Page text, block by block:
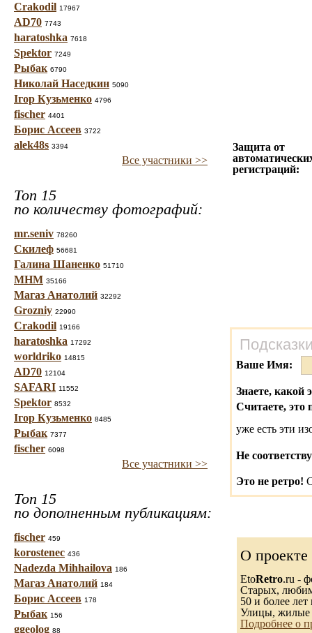
Crakodil 17967
AD70 7743
haratoshka 7618
Spektor 7249
Рыбак 6790
Николай Наседкин 5090
Ігор Кузьменко 4796
fischer 4401
Борис Ассеев 3722
alek48s 3394
Все участники >>
Топ 15
по количеству фотографий:
mr.seniv 78260
Скилеф 56681
Галина Шаненко 51710
МНМ 35166
Магаз Анатолий 32292
Grozniy 22990
Crakodil 19166
haratoshka 17292
worldriko 14815
AD70 12104
SAFARI 11552
Spektor 8532
Ігор Кузьменко 8485
Рыбак 7377
fischer 6098
Все участники >>
Топ 15
по дополненным публикациям:
fischer 459
korostenec 436
Nadezda Mihhailova 186
Магаз Анатолий 184
Борис Ассеев 178
Рыбак 156
ggeolog 88
Защита от
регистраций:
Ваше Имя:
Знаете, какой
Считаете, это
уже есть эти
Не
Это не ретро!
О проекте
EtoRetro.ru -
Старых,
50 и более лет
Улицы, жилые
Подробнее о